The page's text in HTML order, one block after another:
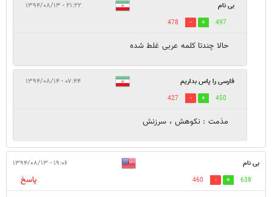
بی نام ۲۱:۲۲ - ۱۳۹۴/۰۸/۱۳
497
478
حالا چندتا کلمه عربی غلط شده
فارسی را پاس بداریم ۰۷:۴۴ - ۱۳۹۴/۰۸/۱۴
450
427
مذمت : نکوهش ، سرزنش
بی نام ۱۹:۰۶ - ۱۳۹۴/۰۸/۱۳
638
460
پاسخ